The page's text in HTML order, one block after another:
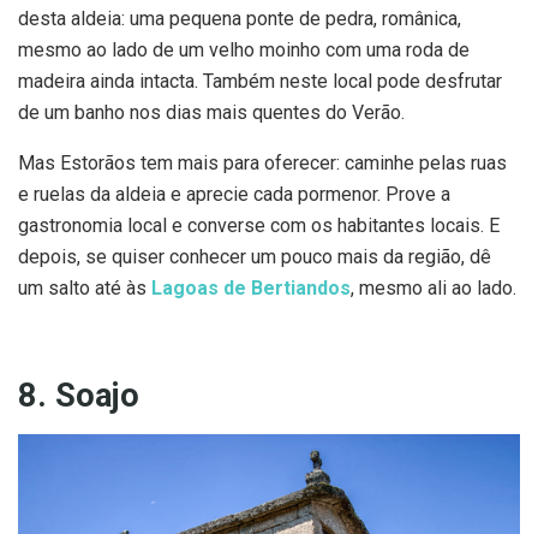
desta aldeia: uma pequena ponte de pedra, românica,
mesmo ao lado de um velho moinho com uma roda de
madeira ainda intacta. Também neste local pode desfrutar
de um banho nos dias mais quentes do Verão.
Mas Estorãos tem mais para oferecer: caminhe pelas ruas
e ruelas da aldeia e aprecie cada pormenor. Prove a
gastronomia local e converse com os habitantes locais. E
depois, se quiser conhecer um pouco mais da região, dê
um salto até às Lagoas de Bertiandos, mesmo ali ao lado.
8. Soajo